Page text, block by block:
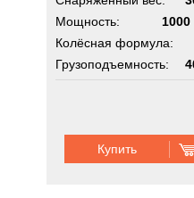
Мощность:
1000
Колёсная формула:
Грузоподъемность:
Купить